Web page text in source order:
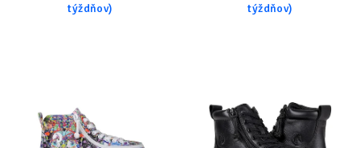
týždňov)
týždňov)